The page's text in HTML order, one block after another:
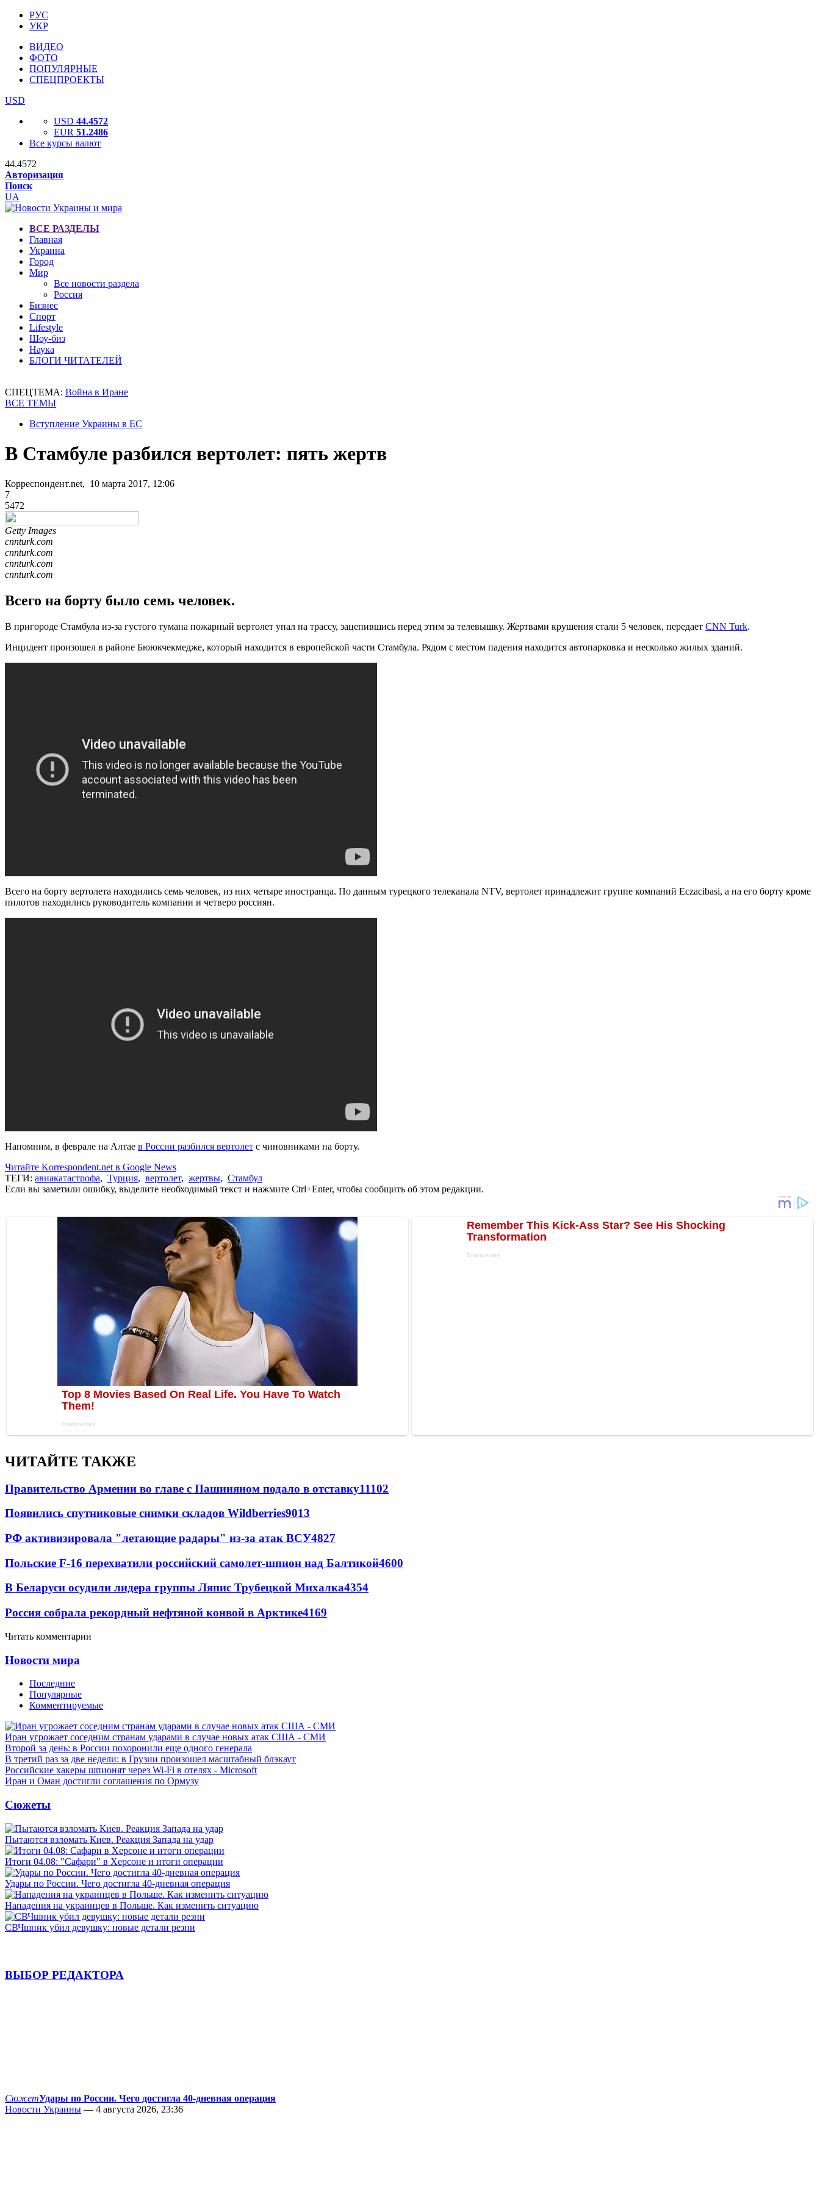
РУС
УКР
ВИДЕО
ФОТО
ПОПУЛЯРНЫЕ
СПЕЦПРОЕКТЫ
USD
USD 44.4572
EUR 51.2486
Все курсы валют
44.4572
Авторизация
Поиск
UA
ВСЕ РАЗДЕЛЫ
Главная
Украина
Город
Мир
Все новости раздела
Россия
Бизнес
Спорт
Lifestyle
Шоу-биз
Наука
БЛОГИ ЧИТАТЕЛЕЙ
СПЕЦТЕМА: Война в Иране
ВСЕ ТЕМЫ
Вступление Украины в ЕС
В Стамбуле разбился вертолет: пять жертв
Корреспондент.net, 10 марта 2017, 12:06
7
5472
Getty Images
cnnturk.com
cnnturk.com
cnnturk.com
cnnturk.com
Всего на борту было семь человек.
В пригороде Стамбула из-за густого тумана пожарный вертолет упал на трассу, зацепившись перед этим за телевышку. Жертвами крушения стали 5 человек, передает СNN Turk.
Инцидент произошел в районе Бююкчекмедже, который находится в европейской части Стамбула. Рядом с местом падения находится автопарковка и несколько жилых зданий.
Всего на борту вертолета находились семь человек, из них четыре иностранца. По данным турецкого телеканала NTV, вертолет принадлежит группе компаний Eczacibasi, а на его борту кроме
пилотов находились руководитель компании и четверо россиян.
Напомним, в феврале на Алтае в России разбился вертолет с чиновниками на борту.
Читайте Korrespondent.net в Google News
ТЕГИ: авиакатастрофа, Турция, вертолет, жертвы, Стамбул
Если вы заметили ошибку, выделите необходимый текст и нажмите Ctrl+Enter, чтобы сообщить об этом редакции.
ЧИТАЙТЕ ТАКЖЕ
Правительство Армении во главе с Пашиняном подало в отставку11102
Появились спутниковые снимки складов Wildberries9013
РФ активизировала "летающие радары" из-за атак ВСУ4827
Польские F-16 перехватили российский самолет-шпион над Балтикой4600
В Беларуси осудили лидера группы Ляпис Трубецкой Михалка4354
Россия собрала рекордный нефтяной конвой в Арктике4169
Читать комментарии
Новости мира
Последние
Популярные
Комментируемые
Иран угрожает соседним странам ударами в случае новых атак США - СМИ
Второй за день: в России похоронили еще одного генерала
В третий раз за две недели: в Грузии произошел масштабный блэкаут
Российские хакеры шпионят через Wi-Fi в отелях - Microsoft
Иран и Оман достигли соглашения по Ормузу
Сюжеты
Пытаются взломать Киев. Реакция Запада на удар
Итоги 04.08: "Сафари" в Херсоне и итоги операции
Удары по России. Чего достигла 40-дневная операция
Нападения на украинцев в Польше. Как изменить ситуацию
СВЧшник убил девушку: новые детали резни
ВЫБОР РЕДАКТОРА
СюжетУдары по России. Чего достигла 40-дневная операция
Новости Украины — 4 августа 2026, 23:36